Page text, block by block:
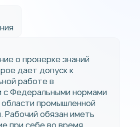
о проверке знаний
дает допуск к
работе в
с Федеральными нормами
области промышленной
Рабочий обязан иметь